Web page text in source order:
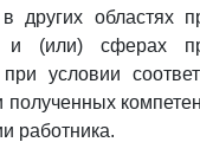
в других областях
и (или) сферах
при условии
полученных
работника.